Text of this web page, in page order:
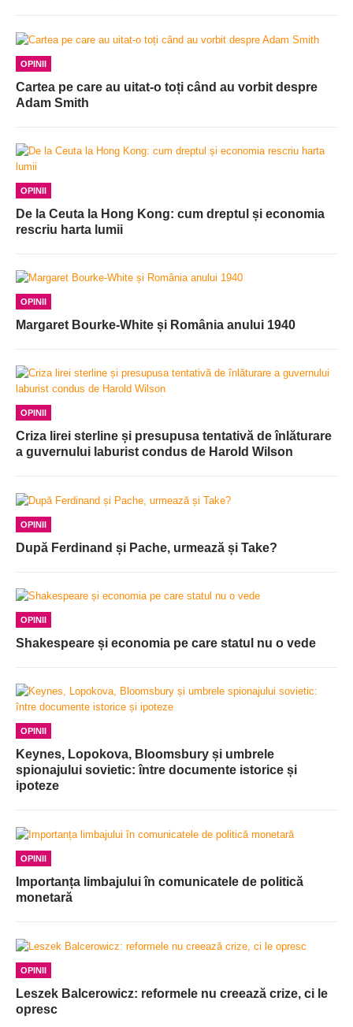
OPINII
Cartea pe care au uitat-o toți când au vorbit despre
Adam Smith
OPINII
De la Ceuta la Hong Kong: cum dreptul și economia
rescriu harta lumii
OPINII
Margaret Bourke-White și România anului 1940
OPINII
Criza lirei sterline și presupusa tentativă de înlăturare
a guvernului laburist condus de Harold Wilson
OPINII
După Ferdinand și Pache, urmează și Take?
OPINII
Shakespeare și economia pe care statul nu o vede
OPINII
Keynes, Lopokova, Bloomsbury și umbrele
spionajului sovietic: între documente istorice și
ipoteze
OPINII
Importanța limbajului în comunicatele de politică
monetară
OPINII
Leszek Balcerowicz: reformele nu creează crize, ci le
opresc